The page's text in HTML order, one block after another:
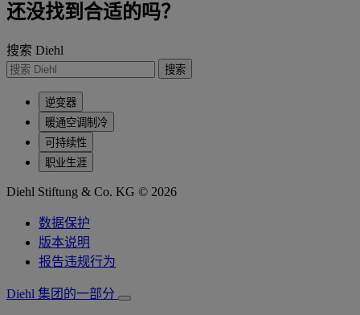
还没找到合适的吗？
搜索 Diehl
搜索
逆变器
暖通空调制冷
可持续性
职业生涯
Diehl Stiftung & Co. KG © 2026
数据保护
版本说明
报告违规行为
Diehl 集团的一部分